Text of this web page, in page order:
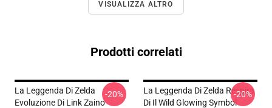
VISUALIZZA ALTRO
Prodotti correlati
La Leggenda Di Zelda
Evoluzione Di Link Zaino
-20%
La Leggenda Di Zelda Respira
Di Il Wild Glowing Symbol
-20%